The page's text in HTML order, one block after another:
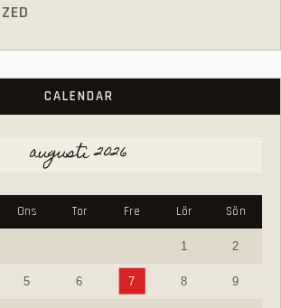
CALENDAR
augusti 2026
Ons Tor Fre Lör Sön
1 2
5 6 7 8 9